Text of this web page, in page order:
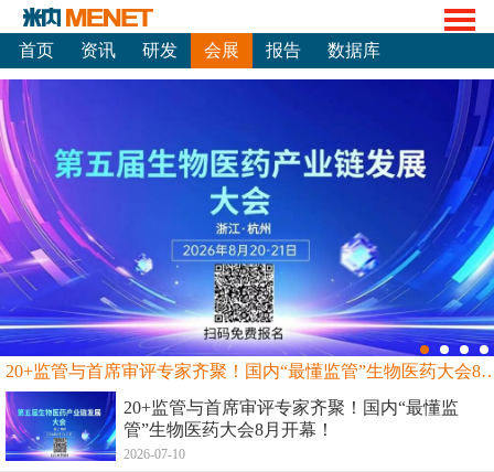
首页 资讯 研发 会展 报告 数据库
20+监管与首席审评专家齐聚！国内“最
20+监管与首席审评专家齐聚！国内“最懂监
管”生物医药大会8月开幕！
2026-07-10